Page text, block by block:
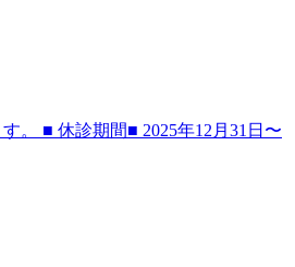
。 ■ 休診期間■ 2025年12月31日〜